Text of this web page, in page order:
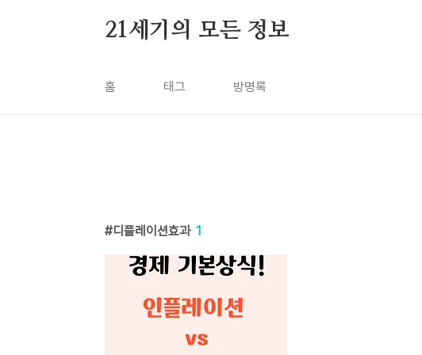
21세기의 모든 정보
홈 태그 방명록
디플레이션효과 1